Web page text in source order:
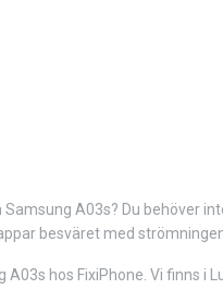
A03s? Du behöver
besväret med
hos FixiPhone. Vi finns i